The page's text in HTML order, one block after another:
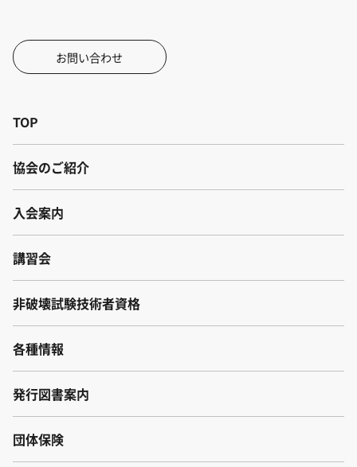
お問い合わせ
TOP
協会のご紹介
入会案内
講習会
非破壊試験技術者資格
各種情報
発行図書案内
団体保険